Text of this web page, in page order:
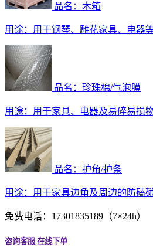
品名：木箱
用途： 用于钢琴、雕花家具、电器
品名：珍珠棉/气泡膜
用途： 用于家具、电器及易碎易损
品名：护角/护条
用途： 用于家具边角及周边的防磕碰
免费电话：17301835189（7×24h）
咨询客服 在线下单